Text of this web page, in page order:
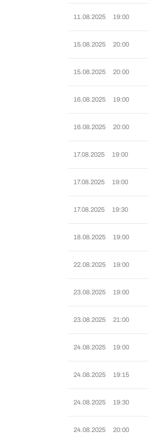
11.08.2025 19:00
15.08.2025 20:00
15.08.2025 20:00
16.08.2025 19:00
16.08.2025 20:00
17.08.2025 19:00
17.08.2025 19:00
17.08.2025 19:30
18.08.2025 19:00
22.08.2025 19:00
23.08.2025 19:00
23.08.2025 21:00
24.08.2025 19:00
24.08.2025 19:15
24.08.2025 19:30
24.08.2025 20:00